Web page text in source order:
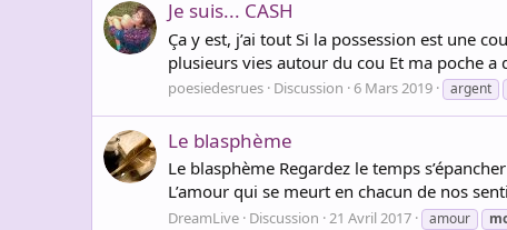
Je suis... CASH
Ça y est, j’ai tout Si la possession est une
plusieurs vies autour du cou Et ma poche a
poesiedesrues Discussion 6 Mars 2019 argent
Le blasphème
Le blasphème Regardez le temps
L’amour qui se meurt en chacun de nos
DreamLive Discussion 21 Avril 2017 amour